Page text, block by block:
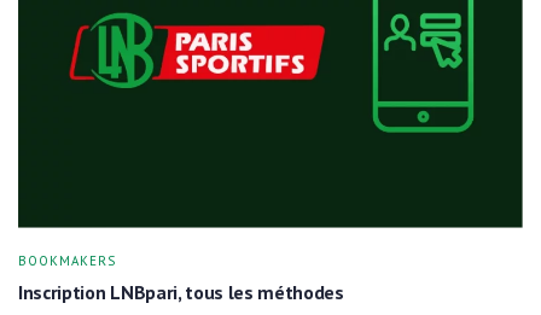
BOOKMAKERS
Inscription LNBpari, tous les méthodes